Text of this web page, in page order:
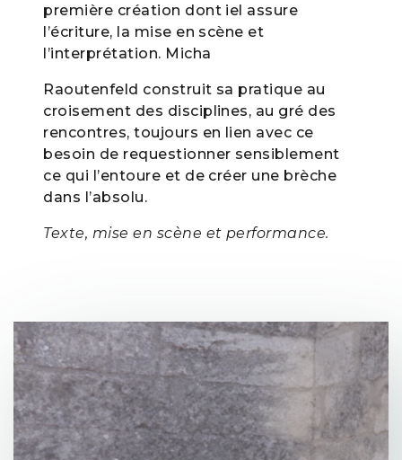
première création dont iel assure
l’écriture, la mise en scène et
l’interprétation. Micha
Raoutenfeld construit sa pratique au
croisement des disciplines, au gré des
rencontres, toujours en lien avec ce
besoin de requestionner sensiblement
ce qui l’entoure et de créer une brèche
dans l’absolu.
Texte, mise en scène et performance.